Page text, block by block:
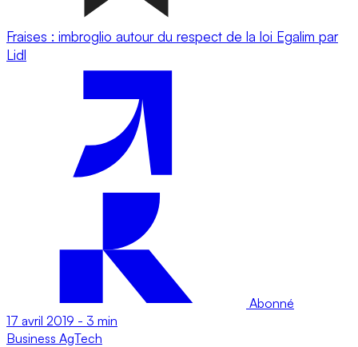
Fraises : imbroglio autour du respect de la loi Egalim par
Lidl
Abonné
17 avril 2019 - 3 min
Business AgTech